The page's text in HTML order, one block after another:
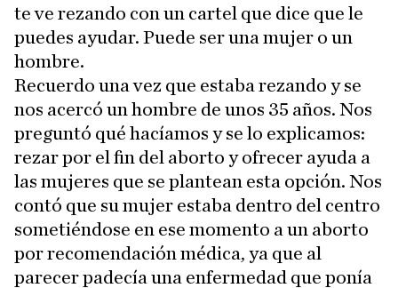
te ve rezando con un cartel que dice que le
puedes ayudar. Puede ser una mujer o un
hombre.
Recuerdo una vez que estaba rezando y se
nos acercó un hombre de unos 35 años. Nos
preguntó qué hacíamos y se lo explicamos:
rezar por el fin del aborto y ofrecer ayuda a
las mujeres que se plantean esta opción. Nos
contó que su mujer estaba dentro del centro
sometiéndose en ese momento a un aborto
por recomendación médica, ya que al
parecer padecía una enfermedad que ponía